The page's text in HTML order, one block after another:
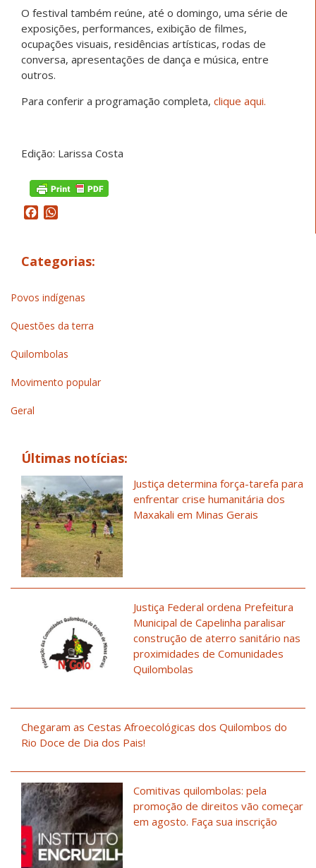
O festival também reúne, até o domingo, uma série de
exposições, performances, exibição de filmes,
ocupações visuais, residências artísticas, rodas de
conversa, apresentações de dança e música, entre
outros.
Para conferir a programação completa, clique aqui.
Edição: Larissa Costa
Facebook
Categorias:
Povos indígenas
Questões da terra
Quilombolas
Movimento popular
Geral
Últimas notícias:
Justiça determina força-tarefa para
enfrentar crise humanitária dos
Maxakali em Minas Gerais
Justiça Federal ordena Prefeitura
Municipal de Capelinha paralisar
construção de aterro sanitário nas
proximidades de Comunidades
Quilombolas
Chegaram as Cestas Afroecológicas dos Quilombos do
Rio Doce de Dia dos Pais!
Comitivas quilombolas: pela
promoção de direitos vão começar
em agosto. Faça sua inscrição